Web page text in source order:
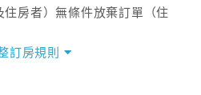
房者）無條件放棄訂單（住
訂房規則